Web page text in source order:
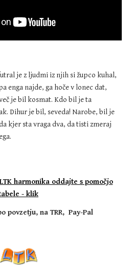
je z ljudmi iz njih si župco kuhal,
enga najde, ga hoče v lonec dat,
je bil kosmat. Kdo bil je ta
Dihur je bil, seveda! Narobe, bil je
kjer sta vraga dva, da tisti zmeraj
harmonika oddajte s pomočjo
- klik
povzetju, na TRR, Pay-Pal